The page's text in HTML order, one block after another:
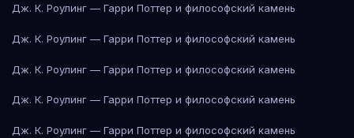
Дж. К. Роулинг — Гарри Поттер и философский камень
Дж. К. Роулинг — Гарри Поттер и философский камень
Дж. К. Роулинг — Гарри Поттер и философский камень
Дж. К. Роулинг — Гарри Поттер и философский камень
Дж. К. Роулинг — Гарри Поттер и философский камень